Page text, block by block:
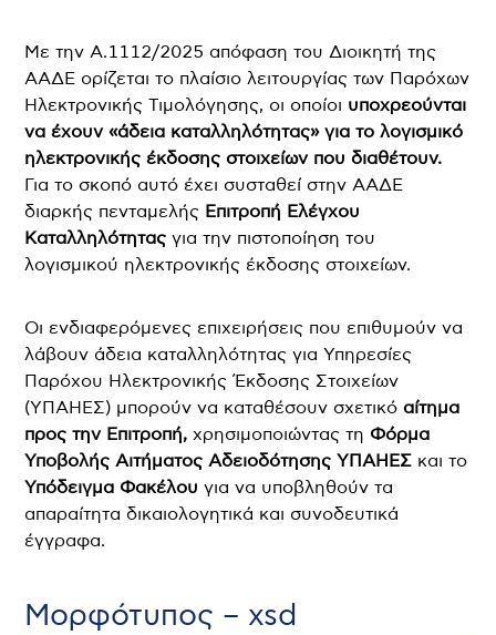
Με την Α.1112/2025 απόφαση του Διοικητή της
ΑΑΔΕ ορίζεται το πλαίσιο λειτουργίας των Παρόχων
Ηλεκτρονικής Τιμολόγησης, οι οποίοι υποχρεούνται
να έχουν «άδεια καταλληλότητας» για το λογισμικό
ηλεκτρονικής έκδοσης στοιχείων που διαθέτουν.
Για το σκοπό αυτό έχει συσταθεί στην ΑΑΔΕ
διαρκής πενταμελής Επιτροπή Ελέγχου
Καταλληλότητας για την πιστοποίηση του
λογισμικού ηλεκτρονικής έκδοσης στοιχείων.
Οι ενδιαφερόμενες επιχειρήσεις που επιθυμούν να
λάβουν άδεια καταλληλότητας για Υπηρεσίες
Παρόχου Ηλεκτρονικής Έκδοσης Στοιχείων
(ΥΠΑΗΕΣ) μπορούν να καταθέσουν σχετικόαίτημα
προς την Επιτροπή,χρησιμοποιώντας τη Φόρμα
Υποβολής Αιτήματος Αδειοδότησης ΥΠΑΗΕΣ και το
Υπόδειγμα Φακέλου για να υποβληθούν τα
απαραίτητα δικαιολογητικά και συνοδευτικά
έγγραφα.
Μορφότυπος – xsd